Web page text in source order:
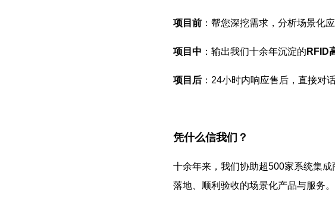
项目前 ：帮您深挖需求，分析场景化
项目中 ：输出我们十余年沉淀的 RFID
项目后 ：24小时内响应售后，直接对
凭什么信我们？
十余年来，我们协助超500家系统集
落地、顺利验收的场景化产品与服务。